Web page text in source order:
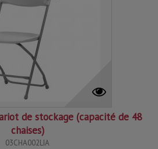
de stockage (capacité de 48
chaises)
03CHA002LIA